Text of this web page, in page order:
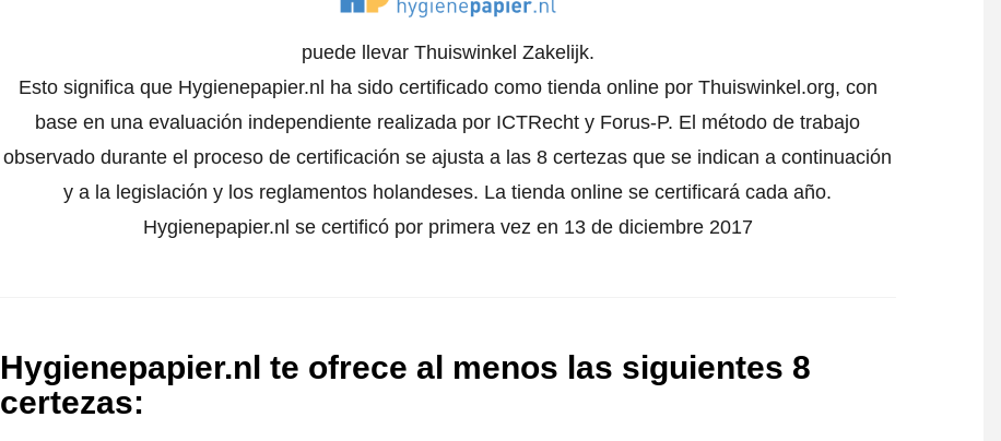
puede llevar Thuiswinkel Zakelijk.
Esto significa que Hygienepapier.nl ha sido certificado como tienda online por Thuiswinkel.org, con
base en una evaluación independiente realizada por ICTRecht y Forus-P. El método de trabajo
observado durante el proceso de certificación se ajusta a las 8 certezas que se indican a continuación
y a la legislación y los reglamentos holandeses. La tienda online se certificará cada año.
Hygienepapier.nl se certificó por primera vez en 13 de diciembre 2017
Hygienepapier.nl te ofrece al menos las siguientes 8
certezas: